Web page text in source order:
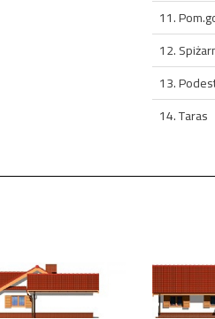
11.
12.
13.
14. Taras